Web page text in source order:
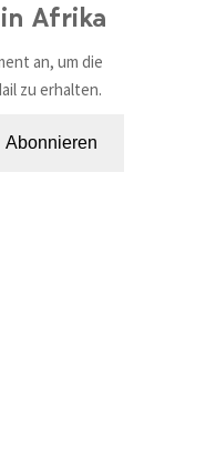
Afrika
an, um die
zu erhalten.
Abonnieren